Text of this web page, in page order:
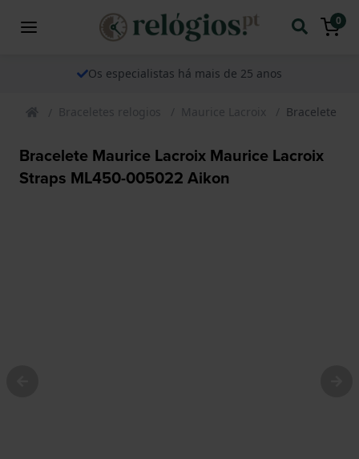
0
Os especialistas há mais de 25 anos
Braceletes relogios Maurice Lacroix Bracelete
Bracelete Maurice Lacroix Maurice Lacroix
Straps ML450-005022 Aikon